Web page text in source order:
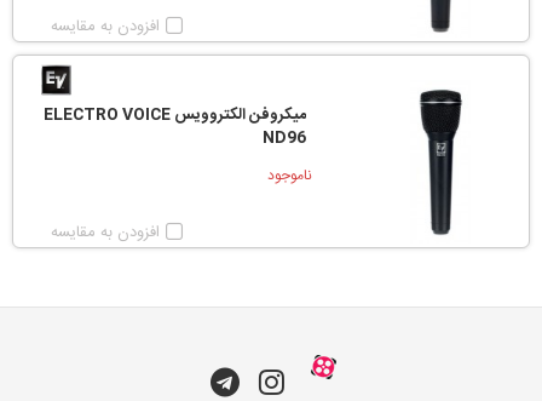
افزودن به مقایسه
میکروفن الکتروویس ELECTRO VOICE
ND96
ناموجود
افزودن به مقایسه